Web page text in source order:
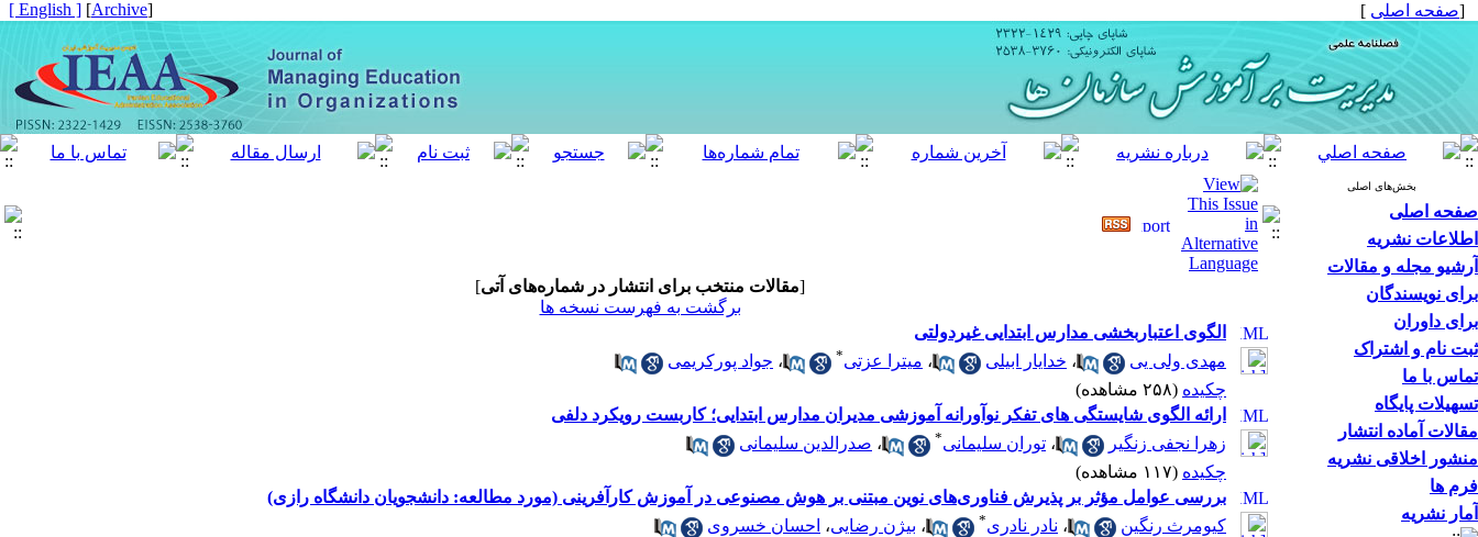
[صفحه اصلی ]
[
Archive
]
[ English ]
بخش‌های اصلی
صفحه اصلی
اطلاعات نشریه
آرشیو مجله و مقالات
برای نویسندگان
برای داوران
ثبت نام و اشتراک
تماس با ما
تسهیلات پایگاه
مقالات آماده انتشار
منشور اخلاقی نشریه
فرم ها
آمار نشریه
[مقالات منتخب برای انتشار در شماره‌های آتی]
برگشت به فهرست نسخه ها
الگوی اعتباربخشی مدارس ابتدایی غیردولتی
مهدی ولی یی
، خدایار ابیلی ، میترا عزتی* ، جواد پورکریمی
چکیده (۲۵۸ مشاهده)
ارائه الگوی شایستگی های تفکر نوآورانه آموزشی مدیران مدارس ابتدایی؛ کاربست رویکرد دلفی
زهرا نجفی زنگیر
، توران سلیمانی* ، صدرالدین سلیمانی
چکیده (۱۱۷ مشاهده)
بررسی عوامل مؤثر بر پذیرش فناوری‌های نوین مبتنی بر هوش مصنوعی در آموزش کارآفرینی (مورد مطالعه: دانشجویان دانشگاه رازی)
کیومرث رنگین
، نادر نادری* ، بیژن رضایی، احسان خسروی